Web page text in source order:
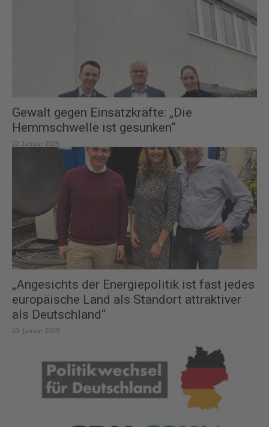
Gewalt gegen Einsatzkräfte: „Die
Hemmschwelle ist gesunken“
22. Januar 2025
„Angesichts der Energiepolitik ist fast jedes
europäische Land als Standort attraktiver
als Deutschland“
20. Januar 2025